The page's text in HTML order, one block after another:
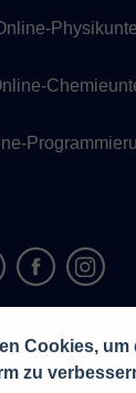
9,6/10
1,339,284
Cookies,
zu